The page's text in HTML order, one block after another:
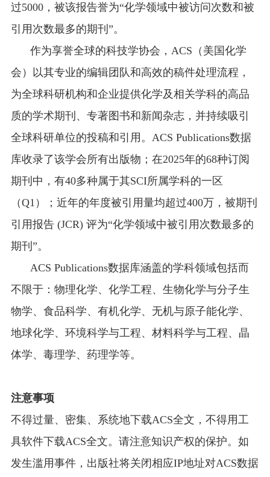
过5000，被该报告誉为“化学领域中被访问次数和被
引用次数最多的期刊”。
作为享誉全球的科技学协会，ACS（美国化学
会）以其专业的编辑团队和高效的稿件处理流程，
为全球科研机构和企业提供化学及相关学科的高品
质的学术期刊、专著图书和新闻杂志，并持续吸引
全球科研单位的投稿和引用。ACS Publications数据
库收录了该学会所有出版物；在2025年的68种订阅
期刊中，有40多种属于其SCI所属学科的一区
（Q1）；近年的年度被引用量均超过400万，被期刊
引用报告 (JCR) 评为“化学领域中被引用次数最多的
期刊”。
ACS Publications数据库涵盖的学科领域包括而
不限于：物理化学、化学工程、生物化学与分子生
物学、食品科学、有机化学、无机与原子能化学、
地球化学、环境科学与工程、材料科学与工程、晶
体学、毒理学、药理学等。
注意事项
不得过量、密集、系统地下载ACS全文，不得用工
具软件下载ACS全文。请注意知识产权的保护。如
发生滥用事件，出版社将关闭相应IP地址对ACS数据